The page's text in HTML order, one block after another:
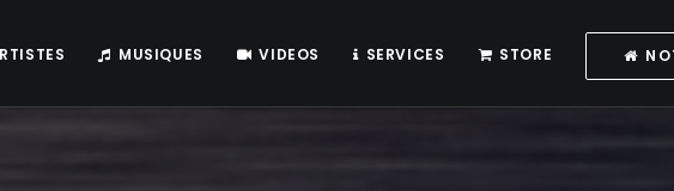
MUSIQUES VIDEOS SERVICES STORE